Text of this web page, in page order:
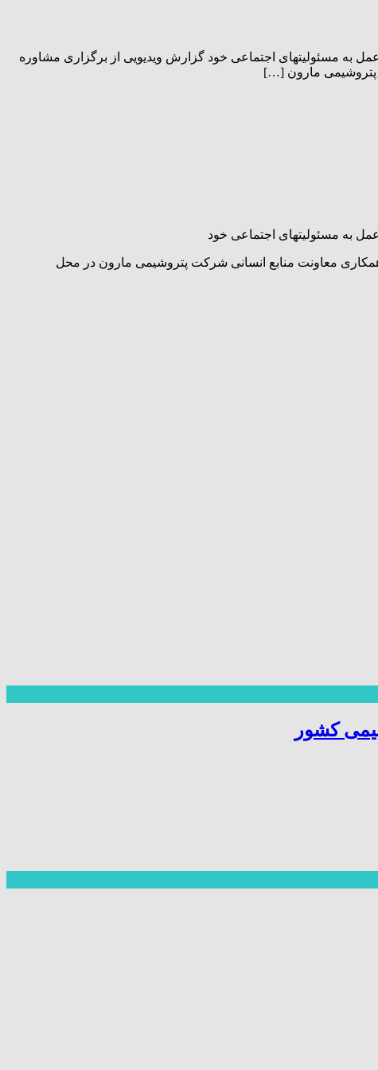
مسئولیتهای اجتماعی خود گزارش ویدیویی از برگزاری مشاوره
پتروشیمی مارون […]
به مسئولیتهای اجتماعی خود
همکاری معاونت منابع انسانی شرکت پتروشیمی مارون در محل
کشور